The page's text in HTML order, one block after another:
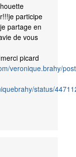
participe
partage en
de vous
picard
veronique.brahy/
status/